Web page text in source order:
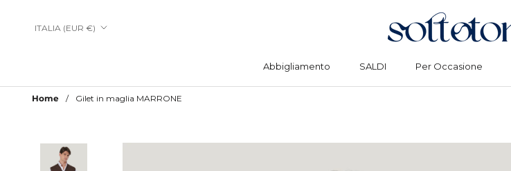
Abbigliamento
SALDI
Per Occasione
Paese/Area
ITALIA (EUR €)
Home Gilet in maglia MARRONE